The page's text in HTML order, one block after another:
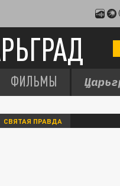
ФИЛЬМЫ
СВЯТАЯ ПРАВДА